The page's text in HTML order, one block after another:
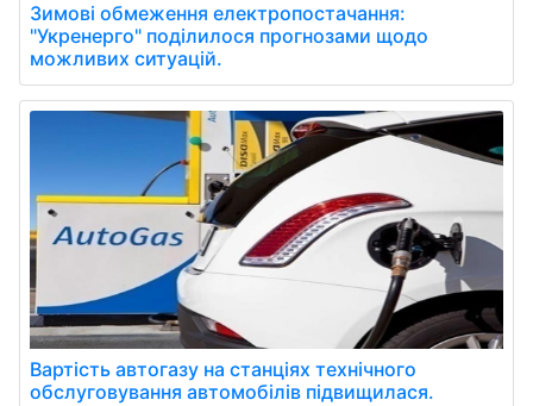
Зимові обмеження електропостачання:
"Укренерго" поділилося прогнозами щодо
можливих ситуацій.
Вартість автогазу на станціях технічного
обслуговування автомобілів підвищилася.